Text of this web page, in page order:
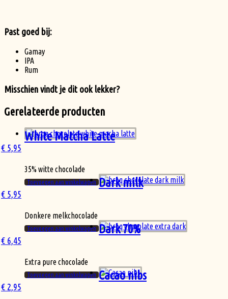
Past goed bij:
Gamay
IPA
Rum
Misschien vindt je dit ook lekker?
Gerelateerde producten
White Matcha Latte
€ 5,95
35% witte chocolade
Toevoegen aan winkelwagen Dark milk
€ 5,95
Donkere melkchocolade
Toevoegen aan winkelwagen Dark 70%
€ 6,45
Extra pure chocolade
Toevoegen aan winkelwagen Cacao nibs
€ 2,95